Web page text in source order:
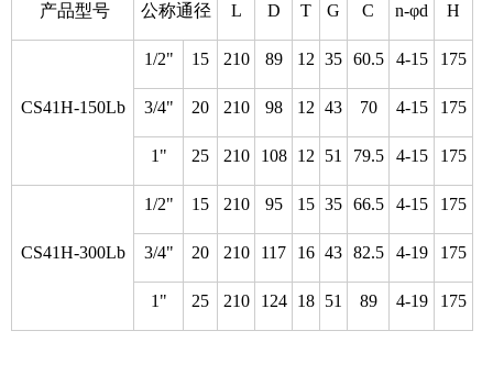
产品型号 公称通径 L D T G C n-φd H
CS41H-150Lb
1/2" 15 210 89 12 35 60.5 4-15 175
3/4" 20 210 98 12 43 70 4-15 175
1" 25 210 108 12 51 79.5 4-15 175
CS41H-300Lb
1/2" 15 210 95 15 35 66.5 4-15 175
3/4" 20 210 117 16 43 82.5 4-19 175
1" 25 210 124 18 51 89 4-19 175